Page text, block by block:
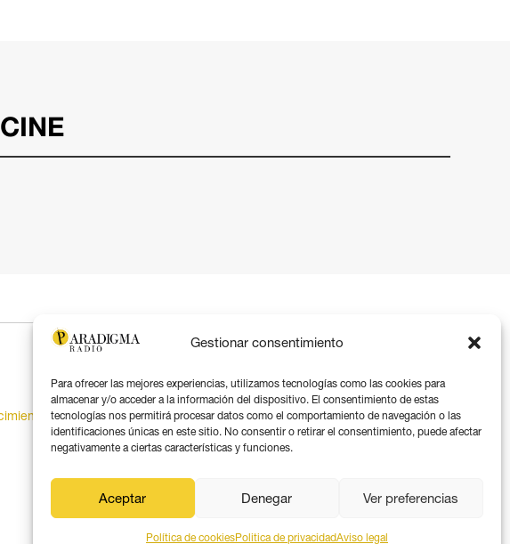
Gestionar consentimiento
Para ofrecer las mejores experiencias, utilizamos tecnologías como las cookies para
almacenar y/o acceder a la información del dispositivo. El consentimiento de estas
tecnologías nos permitirá procesar datos como el comportamiento de navegación o las
identificaciones únicas en este sitio. No consentir o retirar el consentimiento, puede afectar
negativamente a ciertas características y funciones.
Aceptar Denegar Ver preferencias
Política de cookiesPolitica de privacidadAviso legal
4.0
Aviso legal
Política de privacidad